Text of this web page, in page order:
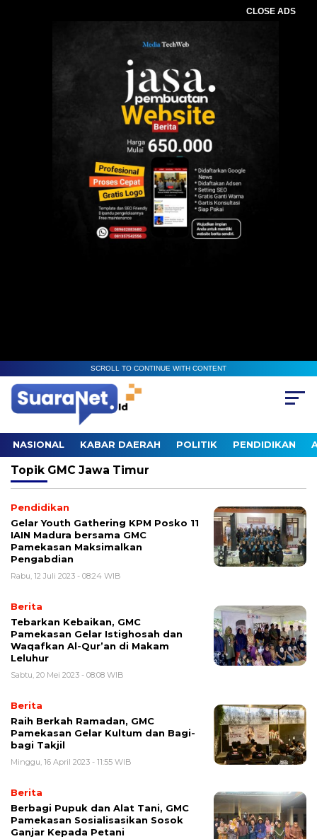
CLOSE ADS
SCROLL TO CONTINUE WITH CONTENT
NASIONAL KABAR DAERAH POLITIK PENDIDIKAN
Topik GMC Jawa Timur
Pendidikan
Gelar Youth Gathering KPM Posko 11
IAIN Madura bersama GMC
Pamekasan Maksimalkan
Pengabdian
Rabu, 12 Juli 2023 - 08:24 WIB
Berita
Tebarkan Kebaikan, GMC
Pamekasan Gelar Istighosah dan
Waqafkan Al-Qur’an di Makam
Leluhur
Sabtu, 20 Mei 2023 - 08:08 WIB
Berita
Raih Berkah Ramadan, GMC
Pamekasan Gelar Kultum dan Bagi-
bagi Takjil
Minggu, 16 April 2023 - 11:55 WIB
Berita
Berbagi Pupuk dan Alat Tani, GMC
Pamekasan Sosialisasikan Sosok
Ganjar Kepada Petani